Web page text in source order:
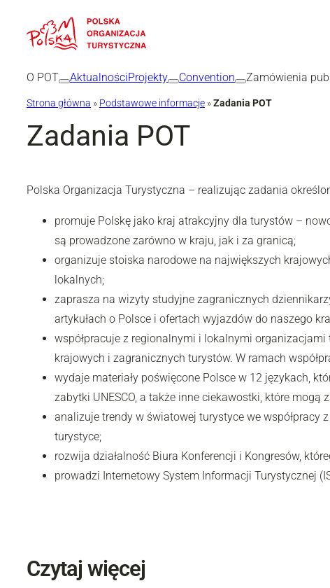
O POT AktualnościProjekty Convention Zamówienia
Strona główna » Podstawowe informacje »Zadania POT
Zadania POT
Polska Organizacja Turystyczna – realizując zadania
promuje Polskę jako kraj atrakcyjny dla turystów –
są prowadzone zarówno w kraju, jak i za granicą;
organizuje stoiska narodowe na największych
lokalnych;
zaprasza na wizyty studyjne zagranicznych
artykułach o Polsce i ofertach wyjazdów do naszego
współpracuje z regionalnymi i lokalnymi
krajowych i zagranicznych turystów. W ramach
wydaje materiały poświęcone Polsce w 12 językach,
zabytki UNESCO, a także inne ciekawostki, które mogą
analizuje trendy w światowej turystyce we
turystyce;
rozwija działalność Biura Konferencji i Kongresów,
prowadzi Internetowy System Informacji Turystycznej
Czytaj więcej